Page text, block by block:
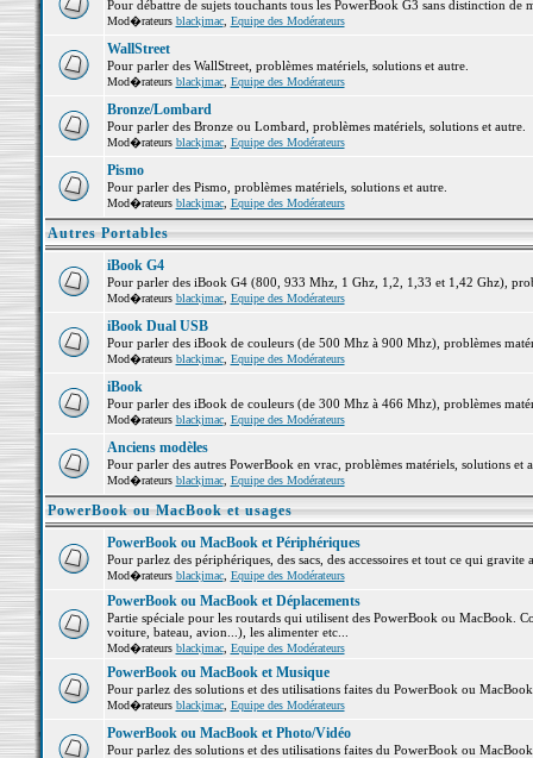
Pour débattre de sujets touchants tous les PowerBook G3 sans distinction de
Mod�rateurs blackjmac, Equipe des Modérateurs
WallStreet
Pour parler des WallStreet, problèmes matériels, solutions et autre.
Mod�rateurs blackjmac, Equipe des Modérateurs
Bronze/Lombard
Pour parler des Bronze ou Lombard, problèmes matériels, solutions et autre.
Mod�rateurs blackjmac, Equipe des Modérateurs
Pismo
Pour parler des Pismo, problèmes matériels, solutions et autre.
Mod�rateurs blackjmac, Equipe des Modérateurs
Autres Portables
iBook G4
Pour parler des iBook G4 (800, 933 Mhz, 1 Ghz, 1,2, 1,33 et 1,42 Ghz),
Mod�rateurs blackjmac, Equipe des Modérateurs
iBook Dual USB
Pour parler des iBook de couleurs (de 500 Mhz à 900 Mhz), problèmes
Mod�rateurs blackjmac, Equipe des Modérateurs
iBook
Pour parler des iBook de couleurs (de 300 Mhz à 466 Mhz), problèmes
Mod�rateurs blackjmac, Equipe des Modérateurs
Anciens modèles
Pour parler des autres PowerBook en vrac, problèmes matériels, solutions et
Mod�rateurs blackjmac, Equipe des Modérateurs
PowerBook ou MacBook et usages
PowerBook ou MacBook et Périphériques
Pour parlez des périphériques, des sacs, des accessoires et tout ce qui
Mod�rateurs blackjmac, Equipe des Modérateurs
PowerBook ou MacBook et Déplacements
Partie spéciale pour les routards qui utilisent des PowerBook ou MacBook.
voiture, bateau, avion...), les alimenter etc...
Mod�rateurs blackjmac, Equipe des Modérateurs
PowerBook ou MacBook et Musique
Pour parlez des solutions et des utilisations faites du PowerBook ou
Mod�rateurs blackjmac, Equipe des Modérateurs
PowerBook ou MacBook et Photo/Vidéo
Pour parlez des solutions et des utilisations faites du PowerBook ou